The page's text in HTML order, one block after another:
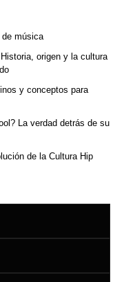
música
origen y la cultura
y conceptos para
La verdad detrás de su
de la Cultura Hip